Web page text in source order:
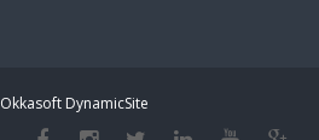
Okkasoft DynamicSite